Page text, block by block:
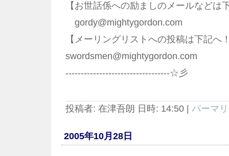
【お世話係への励ましのメールなどは
gordy@mightygordon.com
【メーリングリストへの投稿は下記へ
swordsmen@mightygordon.com
----------------------------------☆彡
投稿者: 在津吾朗 日時: 14:50 パーマ
2005年10月28日